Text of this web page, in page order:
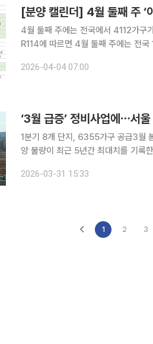
[분양 캘린더] 4월 둘째 주 ‘
4월 둘째 주에는 전국에서 4112가구가 분양에 나선다. ◇청약 단지
R114에 따르면 4월 둘째 주에는 전
'검단호수공원역파라곤(AA36)', 부산
2026-04-04 07:00
‘3월 급증’ 정비사업에⋯서
1분기 8개 단지, 6355가구 공급3월 봄 성수기·대
양 물량이 최근 5년간 최대치를 기록
2026-03-31 15:33
1 2 3